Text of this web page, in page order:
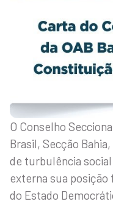
O Conselho
Brasil, Secção
de turbulência
externa sua
do Estado